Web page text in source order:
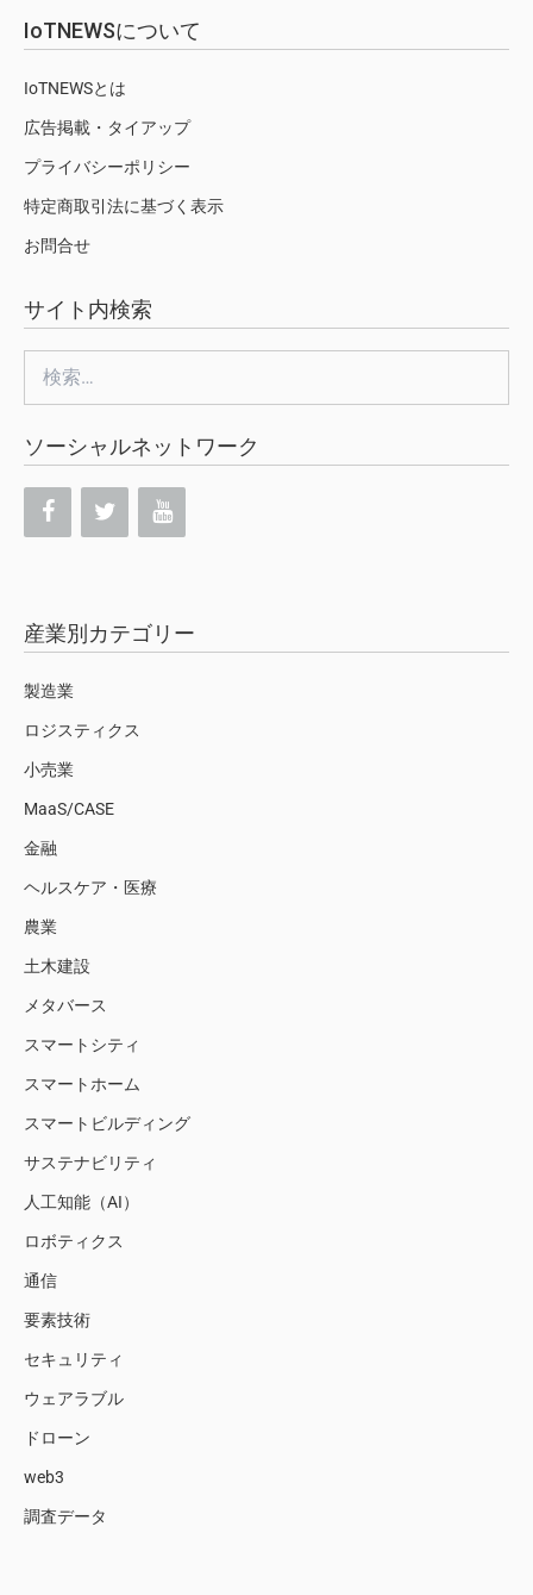
IoTNEWSについて
IoTNEWSとは
広告掲載・タイアップ
プライバシーポリシー
特定商取引法に基づく表示
お問合せ
サイト内検索
索:
ソーシャルネットワーク
産業別カテゴリー
製造業
ロジスティクス
小売業
MaaS/CASE
金融
ヘルスケア・医療
農業
土木建設
メタバース
スマートシティ
スマートホーム
スマートビルディング
サステナビリティ
人工知能（AI）
ロボティクス
通信
要素技術
セキュリティ
ウェアラブル
ドローン
web3
調査データ